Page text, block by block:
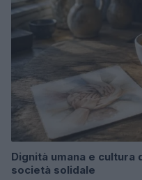
Dignità umana e cultura
società solidale